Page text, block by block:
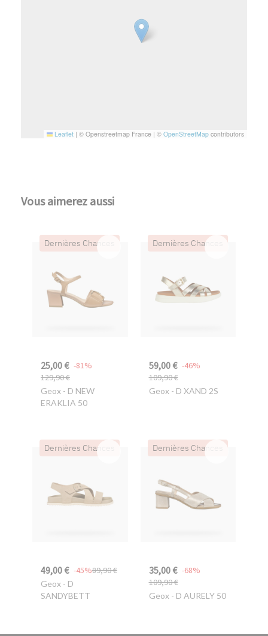
Leaflet | © Openstreetmap France | © OpenStreetMap contributors
Vous aimerez aussi
Dernières Chances
25,00 €
129,90 €
-81%
Geox - D NEW
ERAKLIA 50
Dernières Chances
59,00 €
109,90 €
-46%
Geox- D XAND 2S
Dernières Chances
49,00 € 89,90 €
-45%
Geox - D
SANDYBETT
Dernières Chances
35,00 €
109,90 €
-68%
Geox- D AURELY 50